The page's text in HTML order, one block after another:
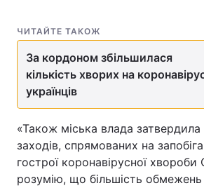
ЧИТАЙТЕ ТАКОЖ
За кордоном збільшилася
кількість хворих на
українців
«Також міська влада затвердила
заходів, спрямованих на
гострої коронавірусної хвороби
розумію, що більшість